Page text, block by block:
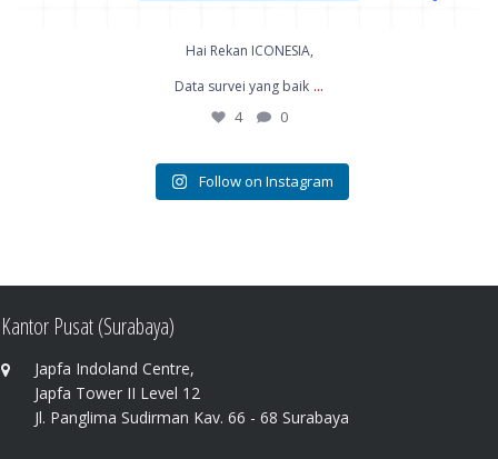
Hai Rekan ICONESIA,
Data survei yang baik ...
4 0
Follow on Instagram
Kantor Pusat (Surabaya)
Japfa Indoland Centre,
Japfa Tower II Level 12
Jl. Panglima Sudirman Kav. 66 - 68 Surabaya